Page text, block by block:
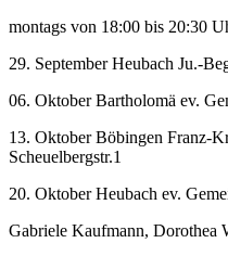
montags von 18:00 bis 20:30
29. September Heubach Ju.-
06. Oktober Bartholomä ev.
13. Oktober Böbingen Franz-
Scheuelbergstr.1
20. Oktober Heubach ev.
Gabriele Kaufmann, Dorothea